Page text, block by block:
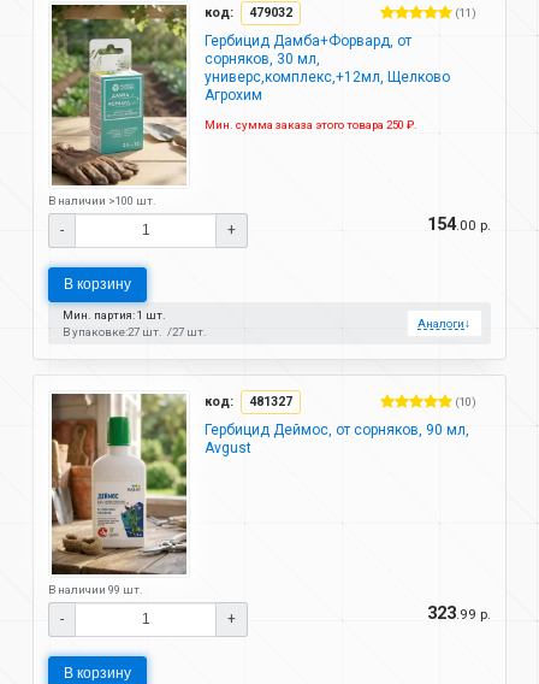
код: 479032 (11)
Гербицид Дамба+Форвард, от
сорняков, 30 мл,
универс,комплекс,+12мл, Щелково
Агрохим
Мин. сумма заказа этого товара 250 ₽.
В наличии >100 шт.
- + 154.00 р.
В корзину
Мин. партия: 1 шт.
В упаковке:27 шт. 27 шт.
Аналоги↓
код: 481327 (10)
Гербицид Деймос, от сорняков, 90 мл,
Avgust
В наличии 99 шт.
- + 323.99 р.
В корзину